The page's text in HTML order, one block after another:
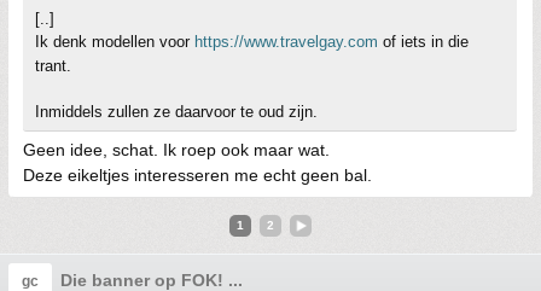
[..]
Ik denk modellen voor https://www.travelgay.com of iets in die
trant.
Inmiddels zullen ze daarvoor te oud zijn.
Geen idee, schat. Ik roep ook maar wat.
Deze eikeltjes interesseren me echt geen bal.
1 2
gc Die banner op FOK! ...